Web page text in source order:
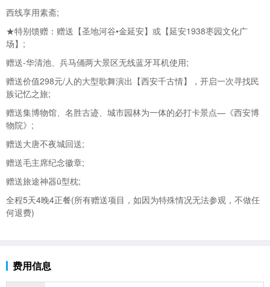
西线享用素斋;
★特别馈赠：赠送【圣地河谷•金延安】或【延安1938枣园文化广
场】;
赠送-华清池、兵马俑两大景区无线蓝牙耳机使用;
赠送价值298元/人的大型歌舞演出【西安千古情】，开启一次寻找民
族记忆之旅;
赠送集博物馆、名胜古迹、城市园林为一体的必打卡景点—《西安博
物院》;
赠送大唐不夜城回送;
赠送毛主席纪念徽章;
赠送旅途神器ū型枕;
全程5天4晚4正餐(所有赠送项目，如因为特殊情况无法参观，不做任
何退费)
费用信息